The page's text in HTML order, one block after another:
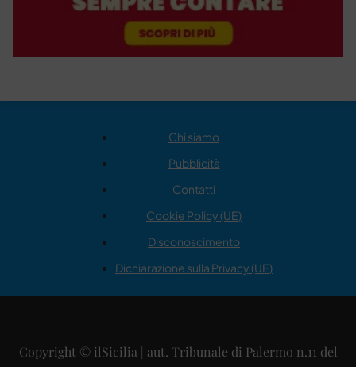
Chi siamo
Pubblicità
Contatti
Cookie Policy (UE)
Disconoscimento
Dichiarazione sulla Privacy (UE)
Copyright © ilSicilia | aut. Tribunale di Palermo n.11 del